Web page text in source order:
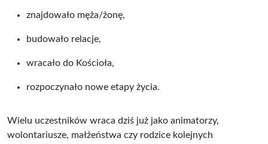
znajdowało męża/żonę,
budowało relacje,
wracało do Kościoła,
rozpoczynało nowe etapy życia.
Wielu uczestników wraca dziś już jako animatorzy,
wolontariusze, małżeństwa czy rodzice kolejnych